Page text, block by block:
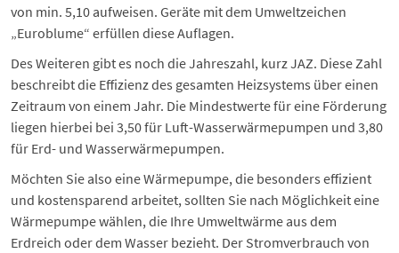
von min. 5,10 aufweisen. Geräte mit dem Umweltzeichen
„Euroblume“ erfüllen diese Auflagen.
Des Weiteren gibt es noch die Jahreszahl, kurz JAZ. Diese Zahl
beschreibt die Effizienz des gesamten Heizsystems über einen
Zeitraum von einem Jahr. Die Mindestwerte für eine Förderung
liegen hierbei bei 3,50 für Luft-Wasserwärmepumpen und 3,80
für Erd- und Wasserwärmepumpen.
Möchten Sie also eine Wärmepumpe, die besonders effizient
und kostensparend arbeitet, sollten Sie nach Möglichkeit eine
Wärmepumpe wählen, die Ihre Umweltwärme aus dem
Erdreich oder dem Wasser bezieht. Der Stromverbrauch von